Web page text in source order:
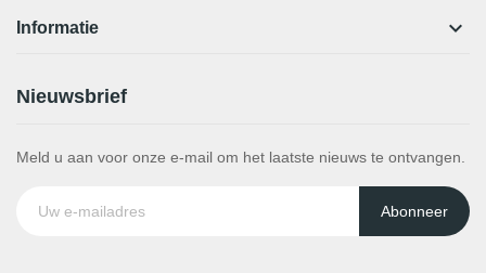
Informatie 
Nieuwsbrief
Meld u aan voor onze e-mail om het laatste nieuws te ontvangen.
Abonneer